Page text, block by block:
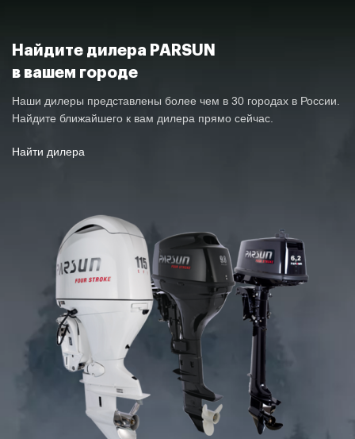
Найдите дилера PARSUN
в вашем городе
Наши дилеры представлены более чем в 30 городах в России.
Найдите ближайшего к вам дилера прямо сейчас.
Найти дилера